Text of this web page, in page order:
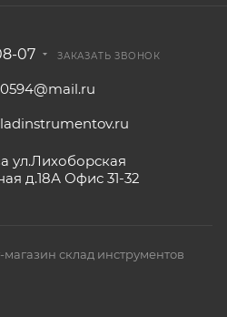
07 ЗАКАЗАТЬ ЗВОНОК
ул.Лихоборская
д.18А Офис 31-32
склад инструментов